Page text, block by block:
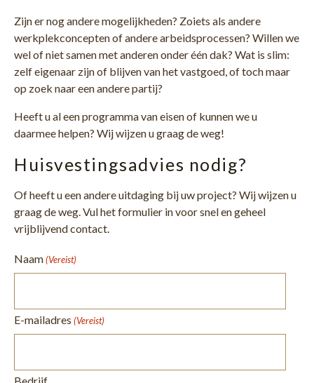
Zijn er nog andere mogelijkheden? Zoiets als andere
werkplekconcepten of andere arbeidsprocessen? Willen we
wel of niet samen met anderen onder één dak? Wat is slim:
zelf eigenaar zijn of blijven van het vastgoed, of toch maar
op zoek naar een andere partij?
Heeft u al een programma van eisen of kunnen we u
daarmee helpen? Wij wijzen u graag de weg!
Huisvestingsadvies nodig?
Of heeft u een andere uitdaging bij uw project? Wij wijzen u
graag de weg. Vul het formulier in voor snel en geheel
vrijblijvend contact.
Naam (Vereist)
E-mailadres (Vereist)